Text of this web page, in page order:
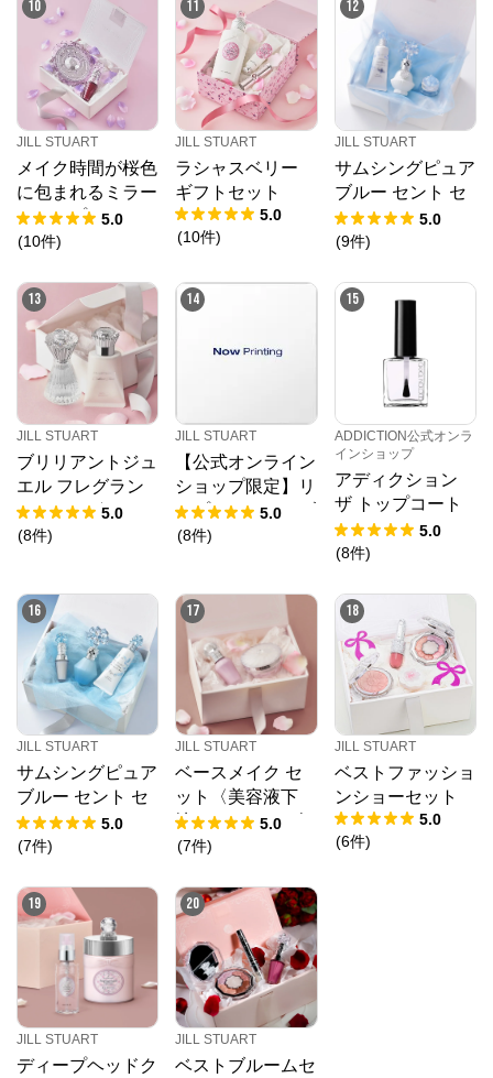
10
JILL STUART
メイク時間が桜色
に包まれるミラー
＆リップセット
5.0
(10件)
11
JILL STUART
ラシャスベリー
ギフトセット
5.0
(10件)
12
JILL STUART
サムシングピュア
ブルー セント セ
ット
5.0
(9件)
13
JILL STUART
ブリリアントジュ
エル フレグラン
トセット〈ヘアミ
スト/ハンドクリ
5.0
(8件)
14
JILL STUART
【公式オンライン
ショップ限定】リ
ップラッカー ブ
ルーミングガーラ
5.0
(8件)
15
ADDICTION公式オンラ
インショップ
アディクション
ザ トップコート
＋
5.0
(8件)
16
JILL STUART
サムシングピュア
ブルー セント セ
ット
5.0
(7件)
17
JILL STUART
ベースメイク セ
ット〈美容液下
地/ルースパウダ
ー〉
5.0
(7件)
18
JILL STUART
ベストファッショ
ンショーセット
5.0
(6件)
19
JILL STUART
ディープヘッドク
20
JILL STUART
ベストブルームセ